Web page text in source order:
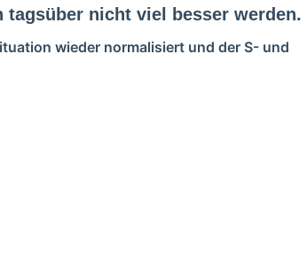
nicht viel besser werden.
wieder normalisiert und der S- und